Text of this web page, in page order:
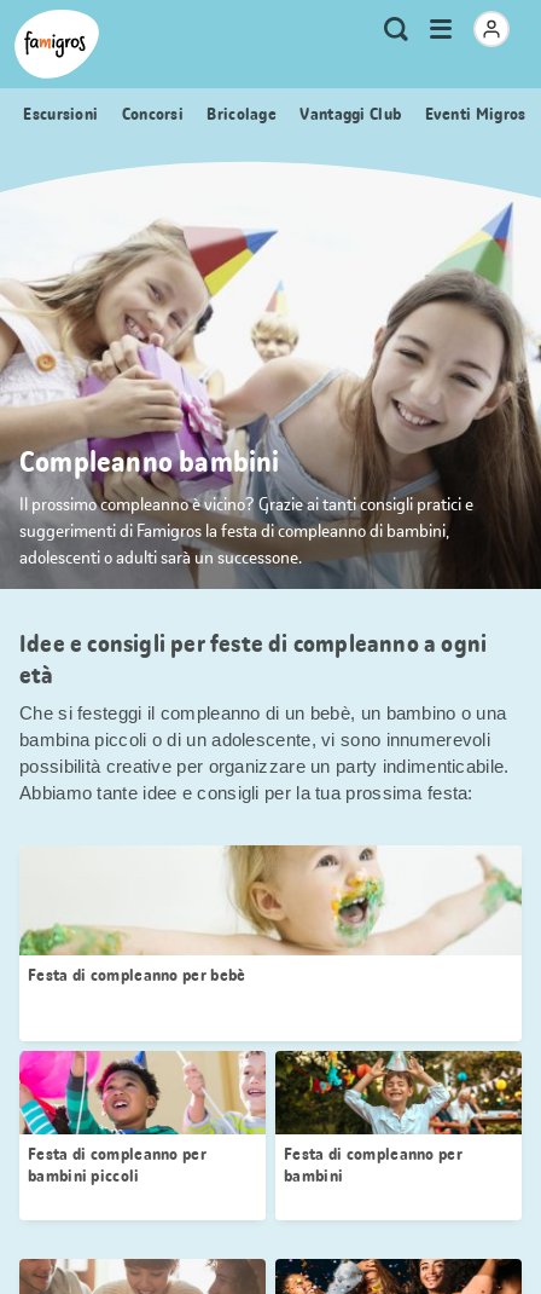
Navigazione
segnalibri
Header
Logo Metanavigazione
Ricerca
Apri
menu
Escursioni Concorsi Bricolage Vantaggi Club Eventi Migros
Compleanno bambini
Il prossimo compleanno è vicino? Grazie ai tanti consigli pratici e
suggerimenti di Famigros la festa di compleanno di bambini,
adolescenti o adulti sarà un successone.
Idee e consigli per feste di compleanno a ogni
età
Che si festeggi il compleanno di un bebè, un bambino o una
bambina piccoli o di un adolescente, vi sono innumerevoli
possibilità creative per organizzare un party indimenticabile.
Abbiamo tante idee e consigli per la tua prossima festa:
Festa di compleanno per bebè
Festa di compleanno per
bambini piccoli
Festa di compleanno per
bambini